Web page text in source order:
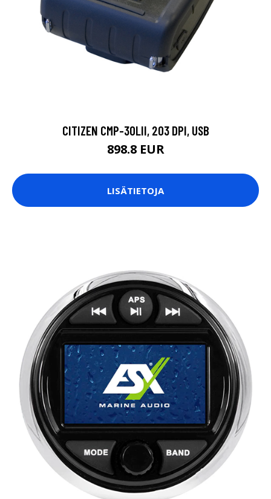
CITIZEN CMP-30LII, 203 DPI, USB
898.8 EUR
LISÄTIETOJA